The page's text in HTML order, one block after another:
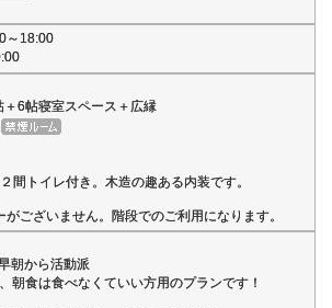
～18:00
6帖寝室スペース＋広縁
間トイレ付き。木造の趣ある内装です。
ございません。階段でのご利用になります。
朝から活動派
朝食は食べなくていい方用のプランです！